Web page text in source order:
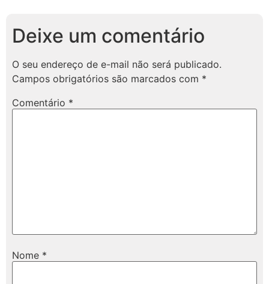
Deixe um comentário
O seu endereço de e-mail não será publicado.
Campos obrigatórios são marcados com *
Comentário *
Nome *